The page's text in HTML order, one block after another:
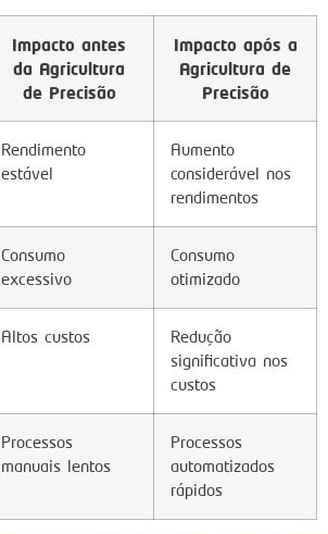
Impacto antes
da Agricultura
de Precisão
Impacto após a
Agricultura de
Precisão
Rendimento
estável
Aumento
considerável nos
rendimentos
Consumo
excessivo
Consumo
otimizado
Altos custos
Redução
significativa nos
custos
Processos
manuais lentos
Processos
automatizados
rápidos